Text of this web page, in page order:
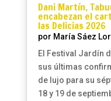
Dani Martín,
encabezan el
las Delicias 2026
por María Sáez
El Festival Jardín
sus últimas
de lujo para su
18 y 19 de